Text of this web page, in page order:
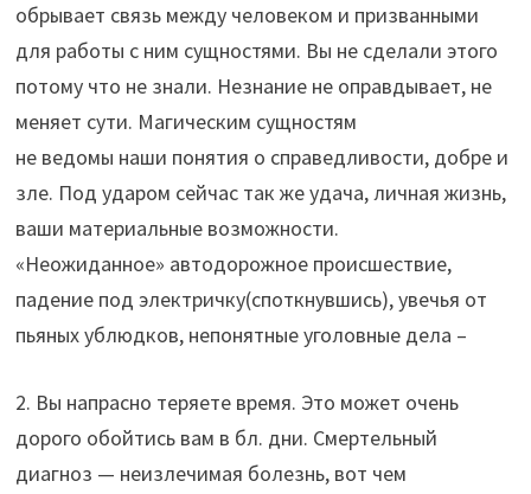
обрывает связь между человеком и призванными
для работы с ним сущностями. Вы не сделали этого
потому что не знали. Незнание не оправдывает, не
меняет сути. Магическим сущностям
не ведомы наши понятия о справедливости, добре и
зле. Под ударом сейчас так же удача, личная жизнь,
ваши материальные возможности.
«Неожиданное» автодорожное происшествие,
падение под электричку(споткнувшись), увечья от
пьяных ублюдков, непонятные уголовные дела –
2. Вы напрасно теряете время. Это может очень
дорого обойтись вам в бл. дни. Смертельный
диагноз — неизлечимая болезнь, вот чем